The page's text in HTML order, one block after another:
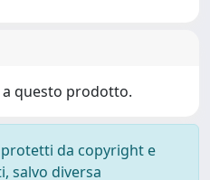
questo prodotto.
da copyright e
salvo diversa